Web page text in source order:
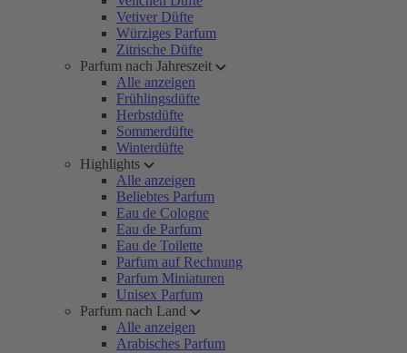
Vetiver Düfte
Würziges Parfum
Zitrische Düfte
Parfum nach Jahreszeit
Alle anzeigen
Frühlingsdüfte
Herbstdüfte
Sommerdüfte
Winterdüfte
Highlights
Alle anzeigen
Beliebtes Parfum
Eau de Cologne
Eau de Parfum
Eau de Toilette
Parfum auf Rechnung
Parfum Miniaturen
Unisex Parfum
Parfum nach Land
Alle anzeigen
Arabisches Parfum